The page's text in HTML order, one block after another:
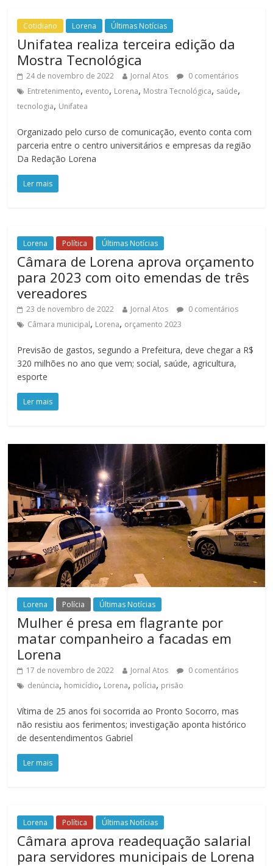
Cotidiano Lorena Últimas Notícias
Unifatea realiza terceira edição da
Mostra Tecnológica
24 de novembro de 2022 Jornal Atos
0 comentários
Entretenimento, evento, Lorena, Mostra Tecnológica, saúde,
tecnologia, Unifatea
Organizado pelo curso de comunicação, evento conta com
parceria entre o centro universitários e empresas da região
Da Redação Lorena
Ler mais
Lorena Política Últimas Notícias
Câmara de Lorena aprova orçamento
para 2023 com oito emendas de três
vereadores
23 de novembro de 2022 Jornal Atos
0 comentários
Câmara municipal, Lorena, orçamento 2023
Previsão de gastos, segundo a Prefeitura, deve chegar a R$
320 milhões no ano que vem; social, saúde, agricultura,
esporte
Ler mais
Lorena Polícia Últimas Notícias
Mulher é presa em flagrante por
matar companheiro a facadas em
Lorena
17 de novembro de 2022 Jornal Atos
0 comentários
denúncia, homicídio, Lorena, polícia, prisão
Vítima de 25 anos foi socorrida ao Pronto Socorro, mas
não resistiu aos ferimentos; investigação aponta histórico
de desentendimentos Gabriel
Ler mais
Lorena Política Últimas Notícias
Câmara aprova readequação salarial
para servidores municipais de Lorena